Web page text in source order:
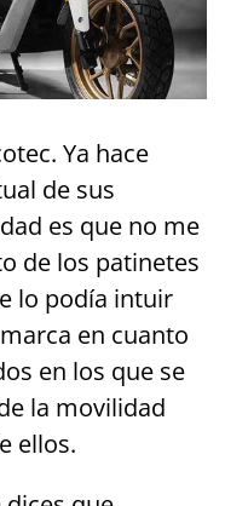
Ya hace
de sus
es que no me
de los patinetes
lo podía intuir
en cuanto
en los que se
la movilidad
ellos.